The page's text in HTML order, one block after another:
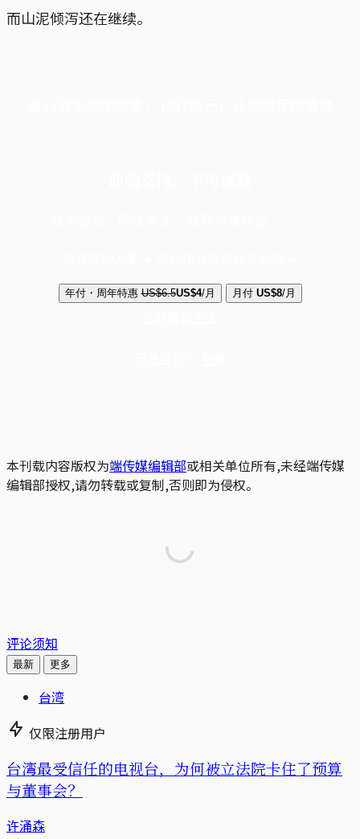
而山泥倾泻还在继续。
年付・周年特惠 US$6.5US$4/月 月付 US$8/月
本刊载内容版权为端传媒编辑部或相关单位所有,未经端传媒
编辑部授权,请勿转载或复制,否则即为侵权。
评论须知
最新 更多
台湾
仅限注册用户
台湾最受信任的电视台，为何被立法院卡住了预算
与董事会？
许涌森